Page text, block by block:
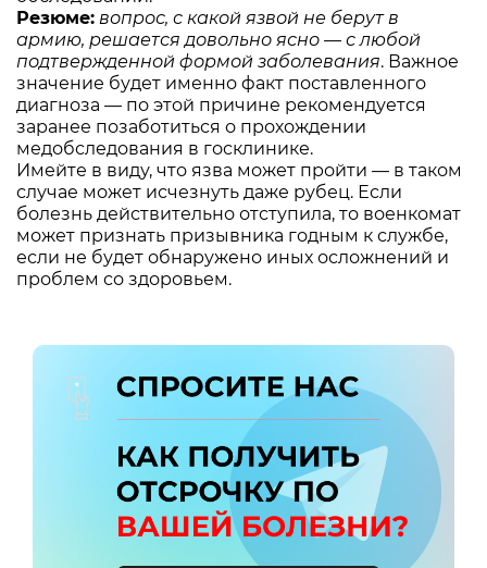
Резюме: вопрос, с какой язвой не берут в
армию, решается довольно ясно — с любой
подтвержденной формой заболевания. Важное
значение будет именно факт поставленного
диагноза — по этой причине рекомендуется
заранее позаботиться о прохождении
медобследования в госклинике.
Имейте в виду, что язва может пройти — в таком
случае может исчезнуть даже рубец. Если
болезнь действительно отступила, то военкомат
может признать призывника годным к службе,
если не будет обнаружено иных осложнений и
проблем со здоровьем.